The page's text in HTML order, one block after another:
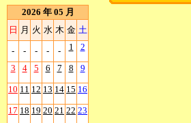
2026 年 05 月
日 月 火 水 木 金 土
- - - - - 1 2
3 4 5 6 7 8 9
10 11 12 13 14 15 16
17 18 19 20 21 22 23